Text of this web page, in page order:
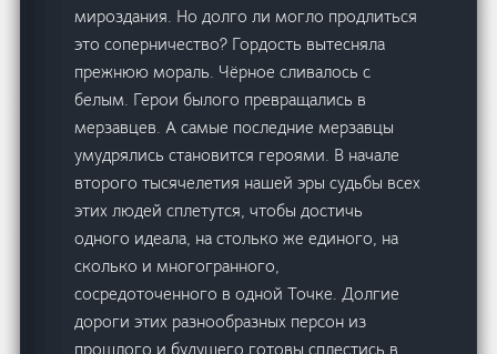
мироздания. Но долго ли могло продлиться
это соперничество? Гордость вытесняла
прежнюю мораль. Чёрное сливалось с
белым. Герои былого превращались в
мерзавцев. А самые последние мерзавцы
умудрялись становится героями. В начале
второго тысячелетия нашей эры судьбы всех
этих людей сплетутся, чтобы достичь
одного идеала, на столько же единого, на
сколько и многогранного,
сосредоточенного в одной Точке. Долгие
дороги этих разнообразных персон из
прошлого и будущего готовы сплестись в